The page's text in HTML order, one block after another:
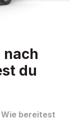
nach
du
Wie bereitest